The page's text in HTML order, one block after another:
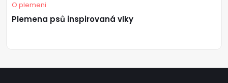
O plemeni
Plemena psů inspirovaná vlky